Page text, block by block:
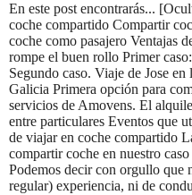
En este post encontrarás...
coche compartido Compartir
coche como pasajero Ventajas
rompe el buen rollo Primer
Segundo caso. Viaje de Jose
Galicia Primera opción para
servicios de Amovens. El
entre particulares Eventos que
de viajar en coche compartido
compartir coche en nuestro
Podemos decir con orgullo que
regular) experiencia, ni de